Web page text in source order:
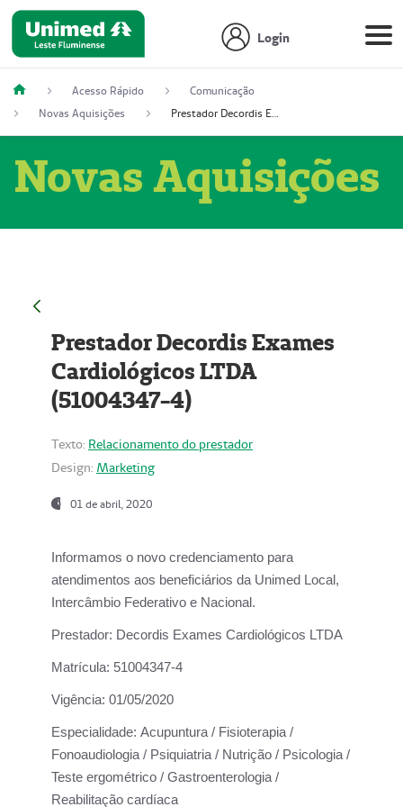
Login
Acesso Rápido
Comunicação
Novas Aquisições
Prestador Decordis Exames Cardiológicos LTDA (51004347-4)
Novas Aquisições
Prestador Decordis Exames
Cardiológicos LTDA
(51004347-4)
Texto: Relacionamento do prestador
Design: Marketing
01 de abril, 2020
Informamos o novo credenciamento para
atendimentos aos beneficiários da Unimed Local,
Intercâmbio Federativo e Nacional.
Prestador: Decordis Exames Cardiológicos LTDA
Matrícula: 51004347-4
Vigência: 01/05/2020
Especialidade: Acupuntura / Fisioterapia /
Fonoaudiologia / Psiquiatria / Nutrição / Psicologia /
Teste ergométrico / Gastroenterologia /
Reabilitação cardíaca